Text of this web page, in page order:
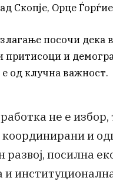
Скопје, Орце
посочи дека
притисоци и
е од клучна важност.
не е
координирани и
посилна